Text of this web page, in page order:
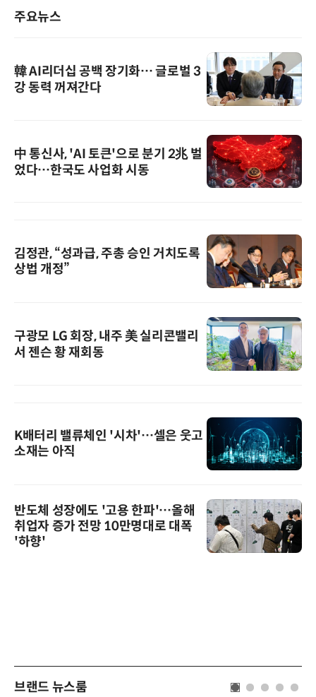
주요뉴스
韓 AI리더십 공백 장기화… 글로벌 3
강 동력 꺼져간다
中 통신사, 'AI 토큰'으로 분기 2兆 벌
었다…한국도 사업화 시동
김정관, “성과급, 주총 승인 거치도록
상법 개정”
구광모 LG 회장, 내주 美 실리콘밸리
서 젠슨 황 재회동
K배터리 밸류체인 '시차'…셀은 웃고
소재는 아직
반도체 성장에도 '고용 한파'…올해
취업자 증가 전망 10만명대로 대폭
'하향'
브랜드 뉴스룸